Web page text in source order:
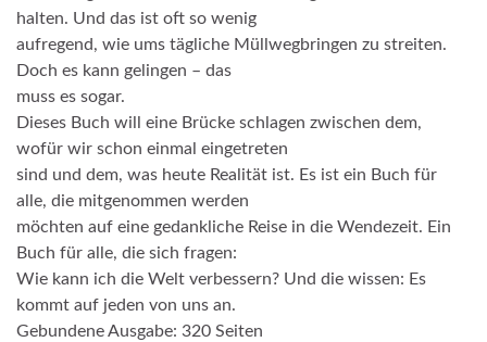
halten. Und das ist oft so wenig
aufregend, wie ums tägliche Müllwegbringen zu streiten.
Doch es kann gelingen – das
muss es sogar.
Dieses Buch will eine Brücke schlagen zwischen dem,
wofür wir schon einmal eingetreten
sind und dem, was heute Realität ist. Es ist ein Buch für
alle, die mitgenommen werden
möchten auf eine gedankliche Reise in die Wendezeit. Ein
Buch für alle, die sich fragen:
Wie kann ich die Welt verbessern? Und die wissen: Es
kommt auf jeden von uns an.
Gebundene Ausgabe: 320 Seiten